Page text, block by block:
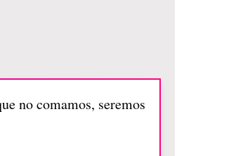
no comamos, seremos